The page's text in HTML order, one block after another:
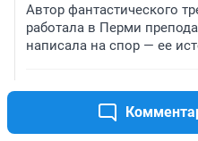
Автор фантастического
работала в Перми
написала на спор — ее
В Волгограде пытаются
оставшихся без мамы